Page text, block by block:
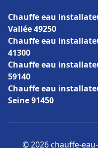
Chauffe eau
Vallée 49250
Chauffe eau
41300
Chauffe eau
59140
Chauffe eau
Seine 91450
© 2026 chauffe-